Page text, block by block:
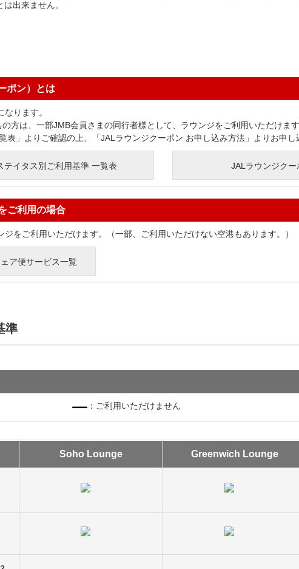
出来ません。
ポン）とは
ります。
方は、一部JMB会員さまの同行者様として、ラウンジをご利用いただけま
表」よりご確認の上、「JALラウンジクーポン お申し込み方法」よりお申し
テイタス別ご利用基準 一覧表 JALラウンジク
ご利用の場合
をご利用いただけます。（一部、ご利用いただけない空港もあります。）
ア便サービス一覧
準
：ご利用いただけません
Soho Lounge Greenwich Lounge